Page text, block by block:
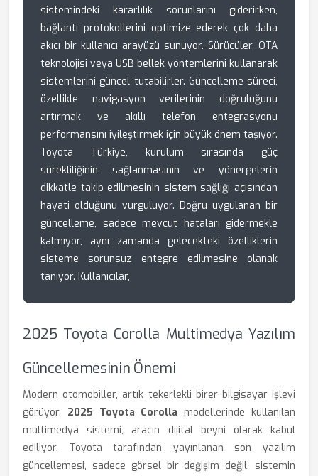
sistemindeki kararlılık sorunlarını giderirken,
bağlantı protokollerini optimize ederek çok daha
akıcı bir kullanıcı arayüzü sunuyor. Sürücüler, OTA
teknolojisi veya USB bellek yöntemlerini kullanarak
sistemlerini güncel tutabilirler. Güncelleme süreci,
özellikle navigasyon verilerinin doğruluğunu
artırmak ve akıllı telefon entegrasyonu
performansını iyileştirmek için büyük önem taşıyor.
Toyota Türkiye, kurulum sırasında güç
sürekliliğinin sağlanmasının ve yönergelerin
dikkatle takip edilmesinin sistem sağlığı açısından
hayati olduğunu vurguluyor. Doğru uygulanan bir
güncelleme, sadece mevcut hataları gidermekle
kalmıyor, aynı zamanda gelecekteki özelliklerin
sisteme sorunsuz entegre edilmesine olanak
tanıyor. Kullanıcılar,
2025 Toyota Corolla Multimedya Yazılım
Güncellemesinin Önemi
Modern otomobiller, artık tekerlekli birer bilgisayar işlevi
görüyor. 2025 Toyota Corolla modellerinde kullanılan
multimedya sistemi, aracın dijital beyni olarak kabul
ediliyor. Toyota tarafından yayınlanan son yazılım
güncellemesi, sadece görsel bir değişim değil, sistemin